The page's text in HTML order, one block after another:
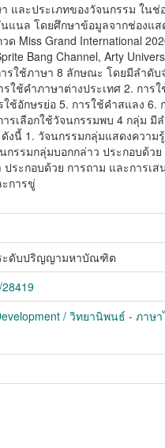
และประเภทของวัจนกรรม ในช่
แนล โดยศึกษาข้อมูลจากช่องแ
Miss Grand International
Bang Channel, Arty
รใช้ภาษา 8 ลักษณะ โดยมีลำดั
ใช้คำภาษาต่างประเทศ 2. การ
อักษรย่อ 5. การใช้คำสแลง 6.
รเลือกใช้วัจนกรรมพบ 4 กลุ่ม มี
งนี้ 1. วัจนกรรมกลุ่มแสดงความ
รรมกลุ่มบอกกล่าว ประกอบด้ว
ระกอบด้วย การถาม และการเ
การขู่
ะดับปริญญามหาบัณฑิต
/ วิทยานิพนธ์ - ภาษา